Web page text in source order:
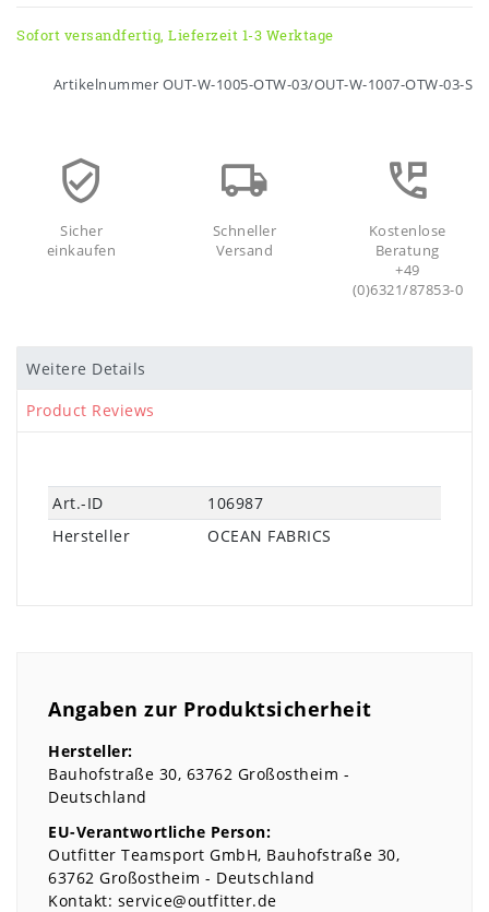
Sofort versandfertig, Lieferzeit 1-3 Werktage
Artikelnummer OUT-W-1005-OTW-03/OUT-W-1007-OTW-03-S
Sicher
einkaufen
Schneller
Versand
Kostenlose
Beratung
+49
(0)6321/87853-0
Weitere Details
Product Reviews
Technisches
Merkmal
Wert
Art.-ID
106987
Hersteller
OCEAN FABRICS
Angaben zur Produktsicherheit
Hersteller:
Bauhofstraße 30 63762 Großostheim
Deutschland
EU-Verantwortliche Person:
Outfitter Teamsport GmbH Bauhofstraße 30
63762 Großostheim
Deutschland
Kontakt: service@outfitter.de